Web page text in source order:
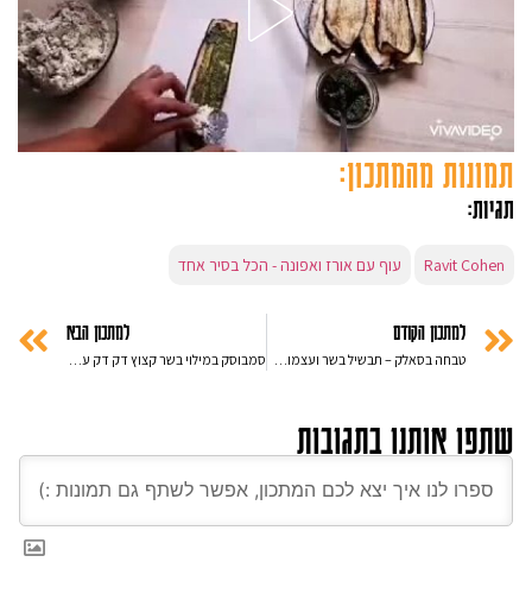
תמונות מהמתכון:
תגיות:
Ravit Cohen עוף עם אורז ואפונה - הכל בסיר אחד
למתכון הקודם
טבחה בסאלק – תבשיל בשר ועצמות מח בשעועית לבנה ועליי מנגולד
למתכון הבא
סמבוסק במילוי בשר קצוץ דק דק עם פטריות ובצל מטוגן
שתפו אותנו בתגובות